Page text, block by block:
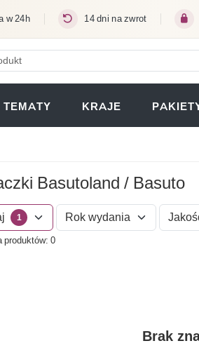
w 24h 14 dni na zwrot
SIĘ W NOWEJ KARCIE)
TEMATY KRAJE
Basutoland / Basuto
1 Rok wydania
produktów: 0
Brak